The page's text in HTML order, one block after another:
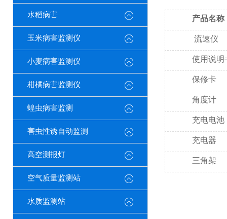
水稻病害
玉米病害监测仪
小麦病害监测仪
柑橘病害监测仪
蝗虫病害监测
害虫性诱自动监测
高空测报灯
空气质量监测站
水质监测站
产品名称
流速仪
使用说明
保修卡
角度计
充电电池
充电器
三角架